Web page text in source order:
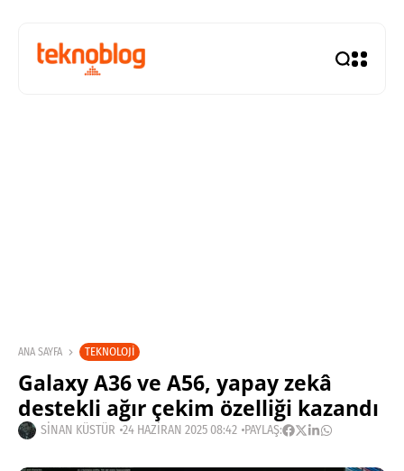
ANA SAYFA TEKNOLOJI
Galaxy A36 ve A56, yapay zekâ
destekli ağır çekim özelliği kazandı
SINAN KÜSTÜR 24 HAZIRAN 2025 08:42 PAYLAŞ: